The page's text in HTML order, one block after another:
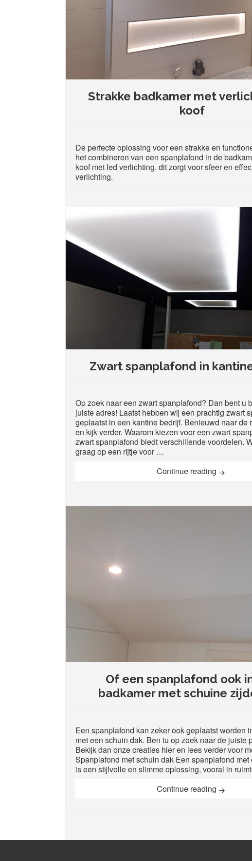
Strakke badkamer met
koof
De perfecte oplossing voor een strakke en
het combineren van een spanplafond in de
koof met led verlichting. dit zorgt voor sfeer en
verlichting.
Zwart spanplafond in
Op zoek naar een zwart spanplafond? Dan bent u
juiste adres! Laatst hebben wij een prachtig zwart
geplaatst in een kantine bedrijf. Benieuwd naar de
en kijk verder. Waarom kiezen voor een zwart
zwart spanplafond biedt verschillende voordelen.
graag op een rijtje voor …
Continue reading Zwart
Of een spanplafond ook
badkamer met schuine
Een spanplafond kan zeker ook geplaatst worden
met een schuin dak. Ben tu op zoek naar de juiste
Bekijk dan onze creaties hier en lees verder voor
Spanplafond met schuin dak Een spanplafond
is een stijlvolle en slimme oplossing, vooral in
Continue reading Of een